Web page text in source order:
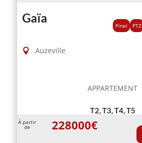
Gaïa
Pinel PTZ
Auzeville
APPARTEMENT
T2, T3, T4, T5
À partir
de 228000€